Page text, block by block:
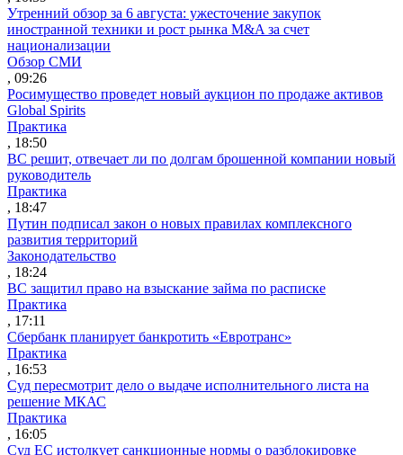
Утренний обзор за 6 августа: ужесточение закупок
иностранной техники и рост рынка M&A за счет
национализации
Обзор СМИ
, 09:26
Росимущество проведет новый аукцион по продаже активов
Global Spirits
Практика
, 18:50
ВС решит, отвечает ли по долгам брошенной компании новый
руководитель
Практика
, 18:47
Путин подписал закон о новых правилах комплексного
развития территорий
Законодательство
, 18:24
ВС защитил право на взыскание займа по расписке
Практика
, 17:11
Сбербанк планирует банкротить «Евротранс»
Практика
, 16:53
Суд пересмотрит дело о выдаче исполнительного листа на
решение МКАС
Практика
, 16:05
Суд ЕС истолкует санкционные нормы о разблокировке